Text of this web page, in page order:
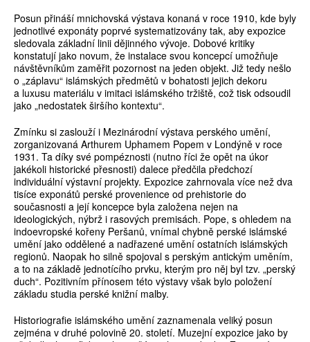
Posun přináší mnichovská výstava konaná v roce 1910, kde byly
jednotlivé exponáty poprvé systematizovány tak, aby expozice
sledovala základní linii dějinného vývoje. Dobové kritiky
konstatují jako novum, že instalace svou koncepcí umožňuje
návštěvníkům zaměřit pozornost na jeden objekt. Již tedy nešlo
o „záplavu“ islámských předmětů v bohatosti jejich dekoru
a luxusu materiálu v imitaci islámského tržiště, což tisk odsoudil
jako „nedostatek širšího kontextu“.
Zmínku si zaslouží i Mezinárodní výstava perského umění,
zorganizovaná Arthurem Uphamem Popem v Londýně v roce
1931. Ta díky své pompéznosti (nutno říci že opět na úkor
jakékoli historické přesnosti) dalece předčila předchozí
individuální výstavní projekty. Expozice zahrnovala více než dva
tisíce exponátů perské provenience od prehistorie do
současnosti a její koncepce byla založena nejen na
ideologických, nýbrž i rasových premisách. Pope, s ohledem na
indoevropské kořeny Peršanů, vnímal chybně perské islámské
umění jako oddělené a nadřazené umění ostatních islámských
regionů. Naopak ho silně spojoval s perským antickým uměním,
a to na základě jednotícího prvku, kterým pro něj byl tzv. „perský
duch“. Pozitivním přínosem této výstavy však bylo položení
základu studia perské knižní malby.
Historiografie islámského umění zaznamenala veliký posun
zejména v druhé polovině 20. století. Muzejní expozice jako by